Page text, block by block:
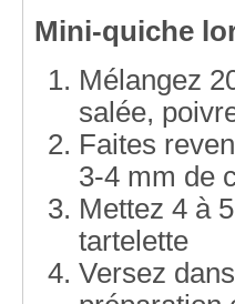
Mini-quiche
Mélangez
salée,
Faites
3-4 mm de
Mettez 4 à
tartelette
Versez